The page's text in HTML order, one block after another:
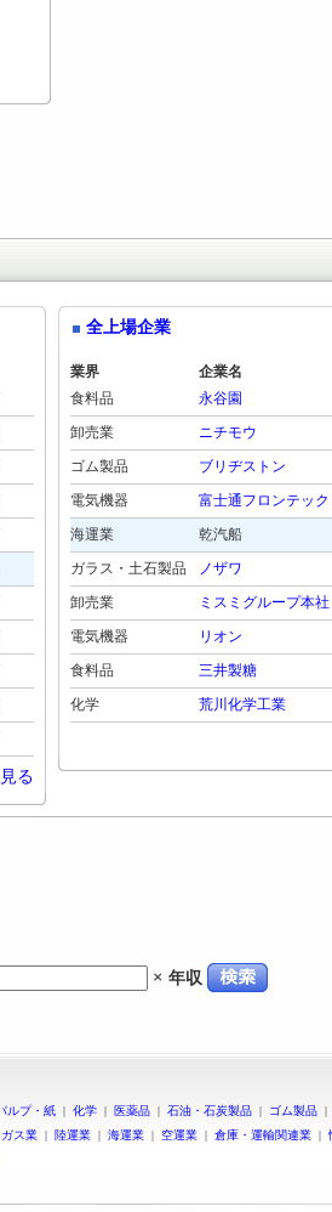
る
全上場企業
業界
企業名
食料品
永谷園
卸売業
ニチモウ
ゴム製品
ブリヂストン
電気機器
富士通フロンテック
海運業
乾汽船
ガラス・土石製品
ノザワ
卸売業
ミスミグループ本社
電気機器
リオン
食料品
三井製糖
化学
荒川化学工業
× 年収
ルプ・紙 | 化学 | 医薬品 | 石油・石炭製品 | ゴム製品
ス業 | 陸運業 | 海運業 | 空運業 | 倉庫・運輸関連業 |